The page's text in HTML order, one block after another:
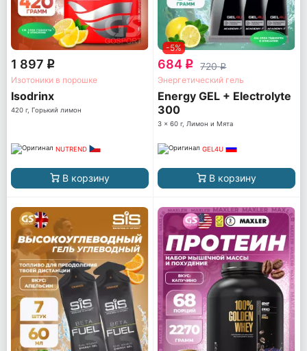
1 897 q
Изотоники в порошке
Isodrinx
420 г, Горький лимон
NUTREND
В корзину
-5%
684 q 720q
Энергетический гель
Energy GEL + Electrolyte
300
3 x 60 г, Лимон и Мята
GEL4U
В корзину